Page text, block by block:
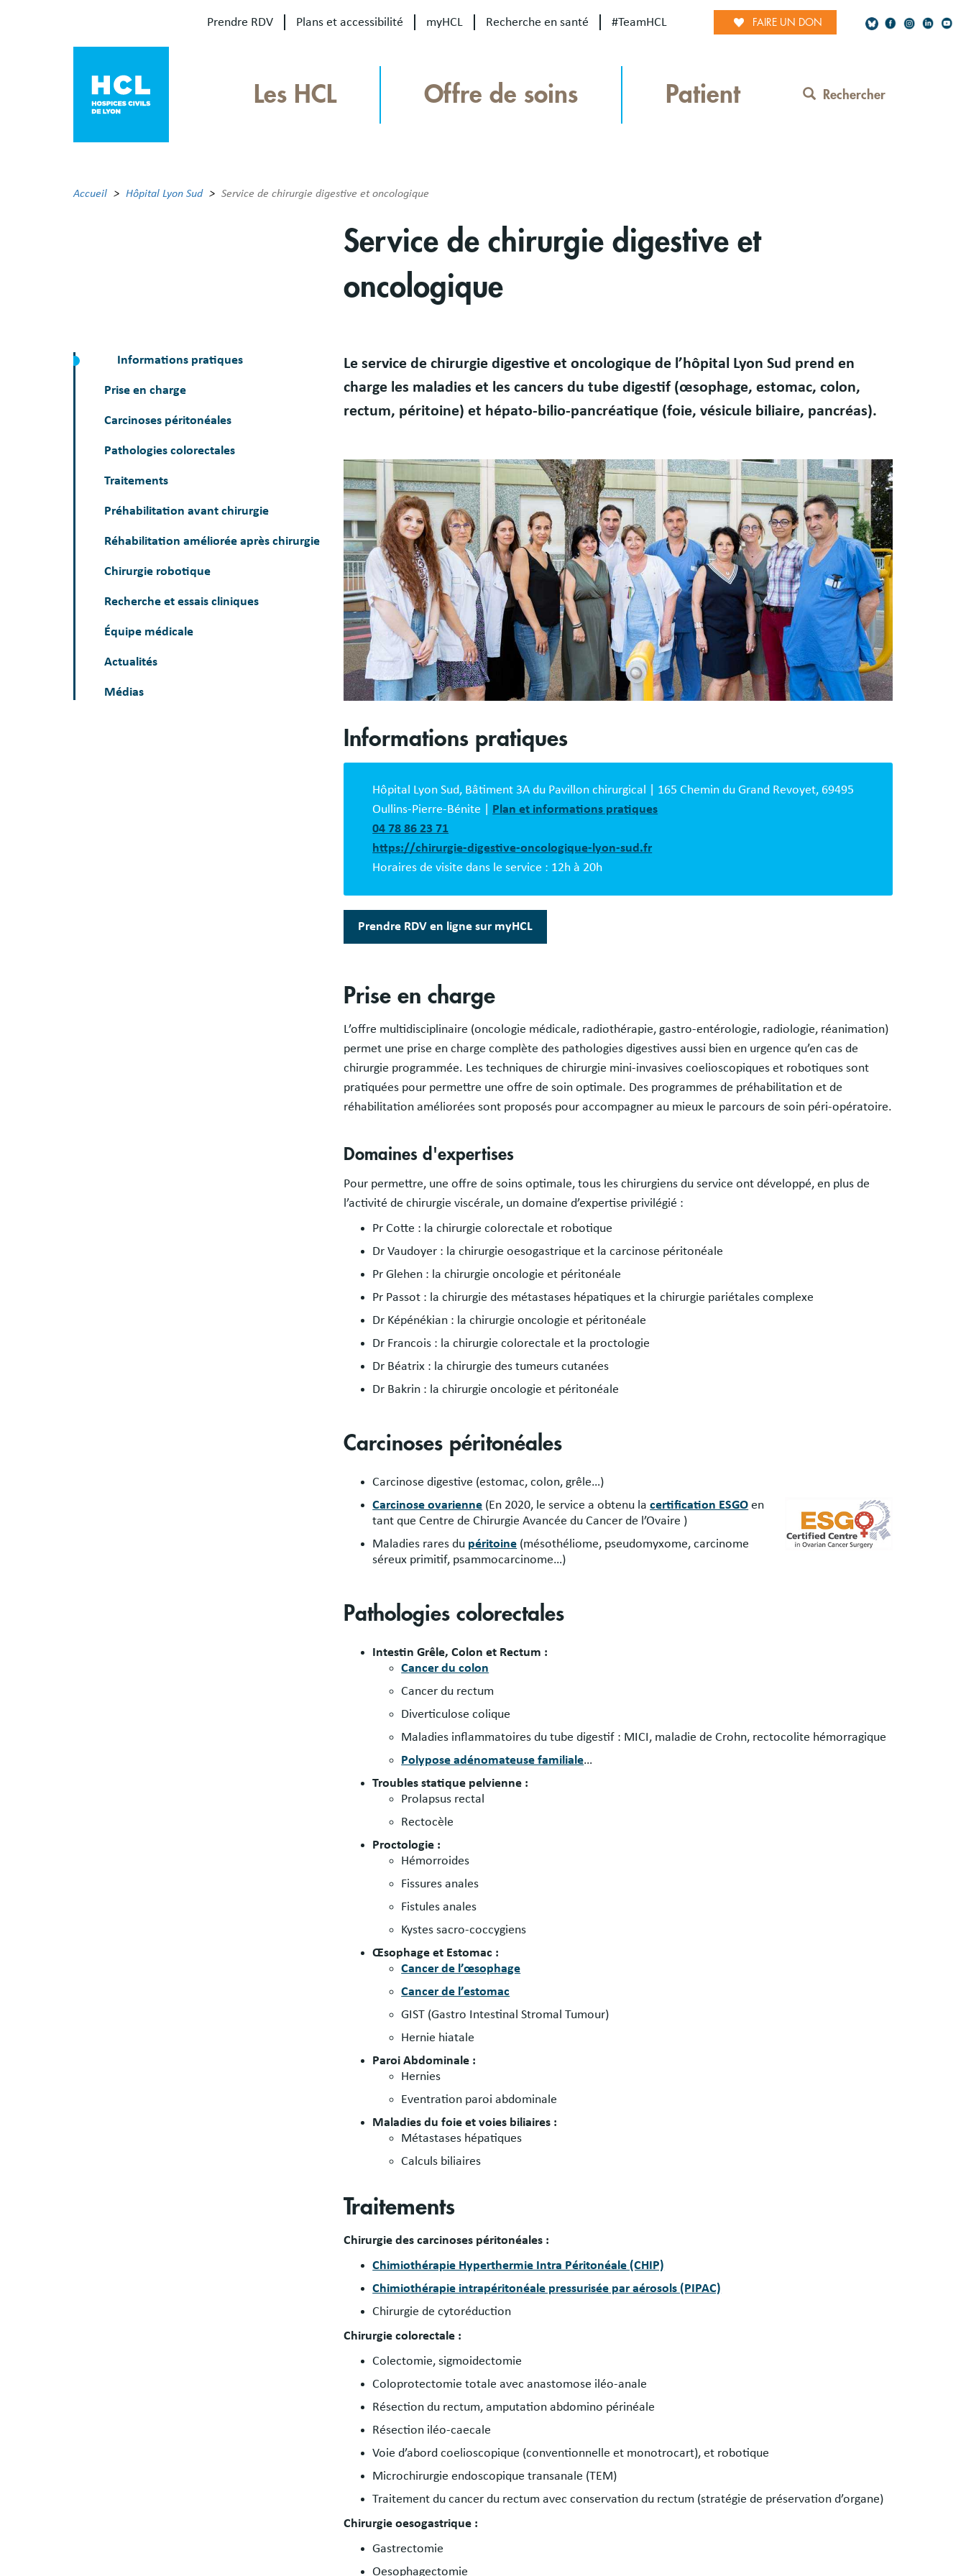
Prendre RDV Plans et accessibilité myHCL Recherche en santé #TeamHCL FAIRE UN DON
Network
Les HCL Offre de soins Patient Rechercher
Accueil Hôpital Lyon Sud Service de chirurgie digestive et oncologique
Service de chirurgie digestive et
oncologique
Informations pratiques
Prise en charge
Carcinoses péritonéales
Pathologies colorectales
Traitements
Préhabilitation avant chirurgie
Réhabilitation améliorée après chirurgie
Chirurgie robotique
Recherche et essais cliniques
Équipe médicale
Actualités
Médias
Présentation
Le service de chirurgie digestive et oncologique de l’hôpital Lyon Sud prend en
charge les maladies et les cancers du tube digestif (œsophage, estomac, colon,
rectum, péritoine) et hépato-bilio-pancréatique (foie, vésicule biliaire, pancréas).
Image
Bloc
description
Informations pratiques
Hôpital Lyon Sud, Bâtiment 3A du Pavillon chirurgical | 165 Chemin du Grand Revoyet, 69495
Oullins-Pierre-Bénite | Plan et informations pratiques
04 78 86 23 71
https://chirurgie-digestive-oncologique-lyon-sud.fr
Horaires de visite dans le service : 12h à 20h
Prendre RDV en ligne sur myHCL
Prise en charge
L’offre multidisciplinaire (oncologie médicale, radiothérapie, gastro-entérologie, radiologie, réanimation)
permet une prise en charge complète des pathologies digestives aussi bien en urgence qu’en cas de
chirurgie programmée. Les techniques de chirurgie mini-invasives coelioscopiques et robotiques sont
pratiquées pour permettre une offre de soin optimale. Des programmes de préhabilitation et de
réhabilitation améliorées sont proposés pour accompagner au mieux le parcours de soin péri-opératoire.
Domaines d'expertises
Pour permettre, une offre de soins optimale, tous les chirurgiens du service ont développé, en plus de
l’activité de chirurgie viscérale, un domaine d’expertise privilégié :
Pr Cotte : la chirurgie colorectale et robotique
Dr Vaudoyer : la chirurgie oesogastrique et la carcinose péritonéale
Pr Glehen : la chirurgie oncologie et péritonéale
Pr Passot : la chirurgie des métastases hépatiques et la chirurgie pariétales complexe
Dr Képénékian : la chirurgie oncologie et péritonéale
Dr Francois : la chirurgie colorectale et la proctologie
Dr Béatrix : la chirurgie des tumeurs cutanées
Dr Bakrin : la chirurgie oncologie et péritonéale
Carcinoses péritonéales
Carcinose digestive (estomac, colon, grêle…)
Carcinose ovarienne (En 2020, le service a obtenu lacertification ESGO en
tant que Centre de Chirurgie Avancée du Cancer de l’Ovaire )
Maladies rares du péritoine (mésothéliome, pseudomyxome, carcinome
séreux primitif, psammocarcinome…)
Pathologies colorectales
Intestin Grêle, Colon et Rectum :
Cancer du colon
Cancer du rectum
Diverticulose colique
Maladies inflammatoires du tube digestif : MICI, maladie de Crohn, rectocolite hémorragique
Polypose adénomateuse familiale…
Troubles statique pelvienne :
Prolapsus rectal
Rectocèle
Proctologie :
Hémorroides
Fissures anales
Fistules anales
Kystes sacro-coccygiens
Œsophage et Estomac :
Cancer de l’œsophage
Cancer de l’estomac
GIST (Gastro Intestinal Stromal Tumour)
Hernie hiatale
Paroi Abdominale :
Hernies
Eventration paroi abdominale
Maladies du foie et voies biliaires :
Métastases hépatiques
Calculs biliaires
Traitements
Chirurgie des carcinoses péritonéales :
Chimiothérapie Hyperthermie Intra Péritonéale (CHIP)
Chimiothérapie intrapéritonéale pressurisée par aérosols (PIPAC)
Chirurgie de cytoréduction
Chirurgie colorectale :
Colectomie, sigmoidectomie
Coloprotectomie totale avec anastomose iléo-anale
Résection du rectum, amputation abdomino périnéale
Résection iléo-caecale
Voie d’abord coelioscopique (conventionnelle et monotrocart), et robotique
Microchirurgie endoscopique transanale (TEM)
Traitement du cancer du rectum avec conservation du rectum (stratégie de préservation d’organe)
Chirurgie oesogastrique :
Gastrectomie
Oesophagectomie